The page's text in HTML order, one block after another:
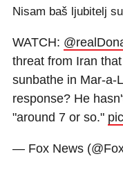
Nisam baš ljubitelj
WATCH:
threat from Iran
sunbathe in Mar-a-
response? He
"around 7 or so."
— Fox News